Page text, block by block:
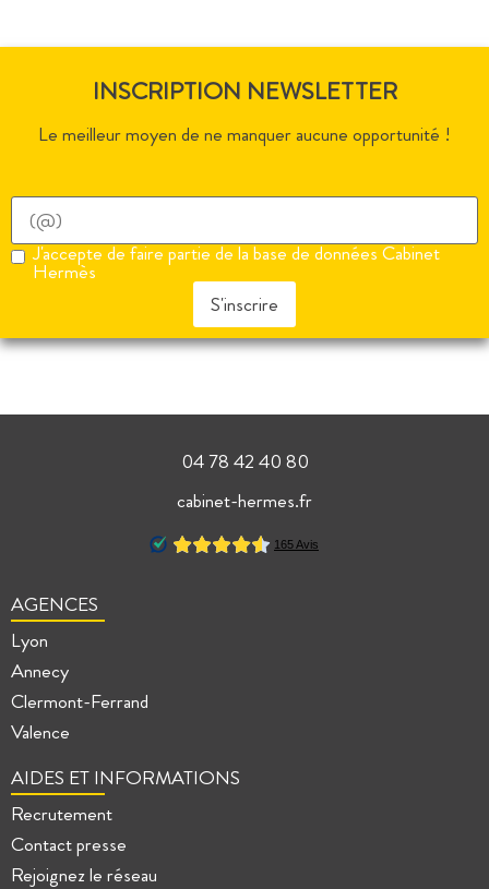
INSCRIPTION NEWSLETTER
Le meilleur moyen de ne manquer aucune opportunité !
J'accepte de faire partie de la base de données Cabinet
Hermès
S'inscrire
04 78 42 40 80
cabinet-hermes.fr
AGENCES
Lyon
Annecy
Clermont-Ferrand
Valence
AIDES ET INFORMATIONS
Recrutement
Contact presse
Rejoignez le réseau